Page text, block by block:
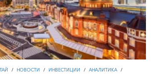
/ НОВОСТИ / ИНВЕСТИЦИИ / АНАЛИТИКА /